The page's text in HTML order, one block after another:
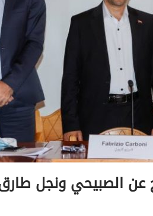
عن الصبيحي ونجل